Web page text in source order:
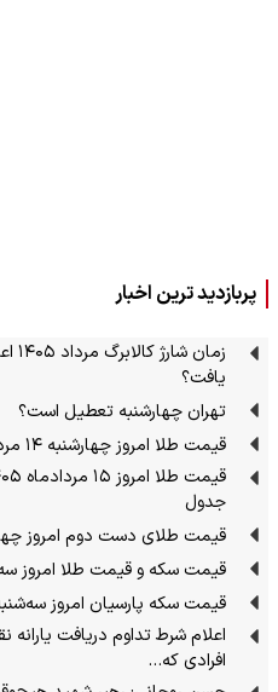
پربازدید ترین اخبار
یافت؟
تهران چهارشنبه تعطیل است؟
قیمت طلا امروز چهارشنبه ۱۴ مرداد ۱۴۰۵ / طلای ۱۸ عیار امروز چند؟
جدول
قیمت طلای دست دوم امروز چهارشنبه ۱۴
قیمت سکه و قیمت طلا امروز سه‌شنبه ۱۳ مرداد
قیمت سکه پارسیان امروز سه‌شنبه ۱۳ مرداد ۱۴۰۵ +
اعلام شرط تداوم دریافت
افرادی که…